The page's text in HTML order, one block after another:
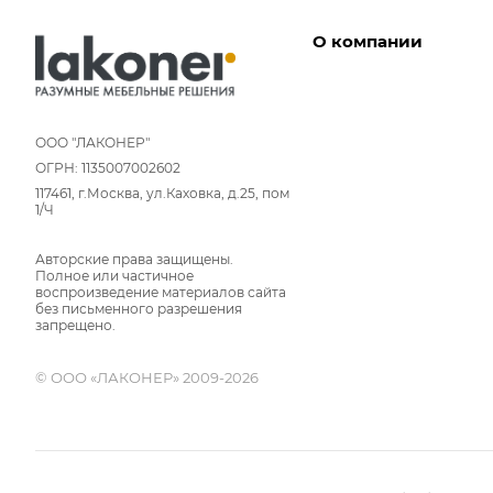
ООО "ЛАКОНЕР"
ОГРН: 1135007002602
117461, г.Москва, ул.Каховка, д.25, пом
1/Ч
Авторские права защищены.
Полное или частичное
воспроизведение материалов сайта
без письменного разрешения
запрещено.
© ООО «ЛАКОНЕР» 2009-2026
О компании